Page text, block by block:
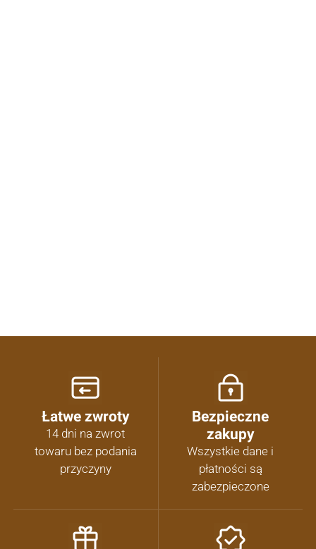
Łatwe zwroty
14 dni na zwrot
towaru bez podania
przyczyny
Bezpieczne
zakupy
Wszystkie dane i
płatności są
zabezpieczone